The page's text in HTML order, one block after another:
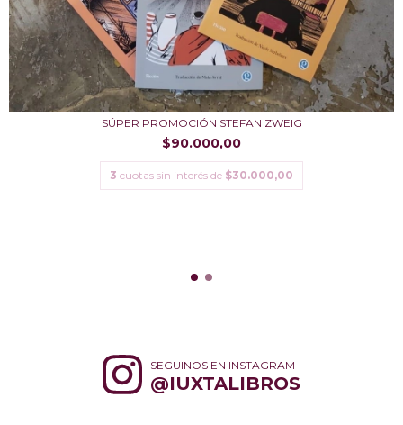
SÚPER PROMOCIÓN STEFAN ZWEIG
$90.000,00
3 cuotas sin interés de $30.000,00
SEGUINOS EN INSTAGRAM
@IUXTALIBROS